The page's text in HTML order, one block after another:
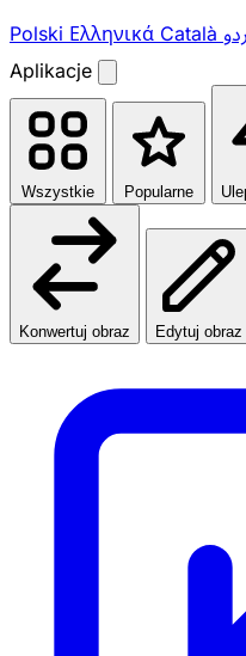
Polski Ελληνικά Català
Aplikacje
Wszystkie Popularne
Konwertuj obraz Edytuj obraz